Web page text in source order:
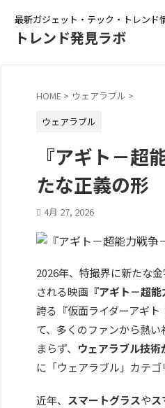
最新ガジェット・テック・トレンド
トレンド発見ラボ
HOME > ウェアラブル >
ウェアラブル
『アギト－超
たな正義の形
4月 27, 2026
2026年、特撮界に新たな
される映画 『アギト－超能
誇る『仮面ライダーアギト
て、多くのファンから熱
まらず、 ウェアラブル技
に「ウェアラブル」カテゴ
近年、 スマートグラスやス